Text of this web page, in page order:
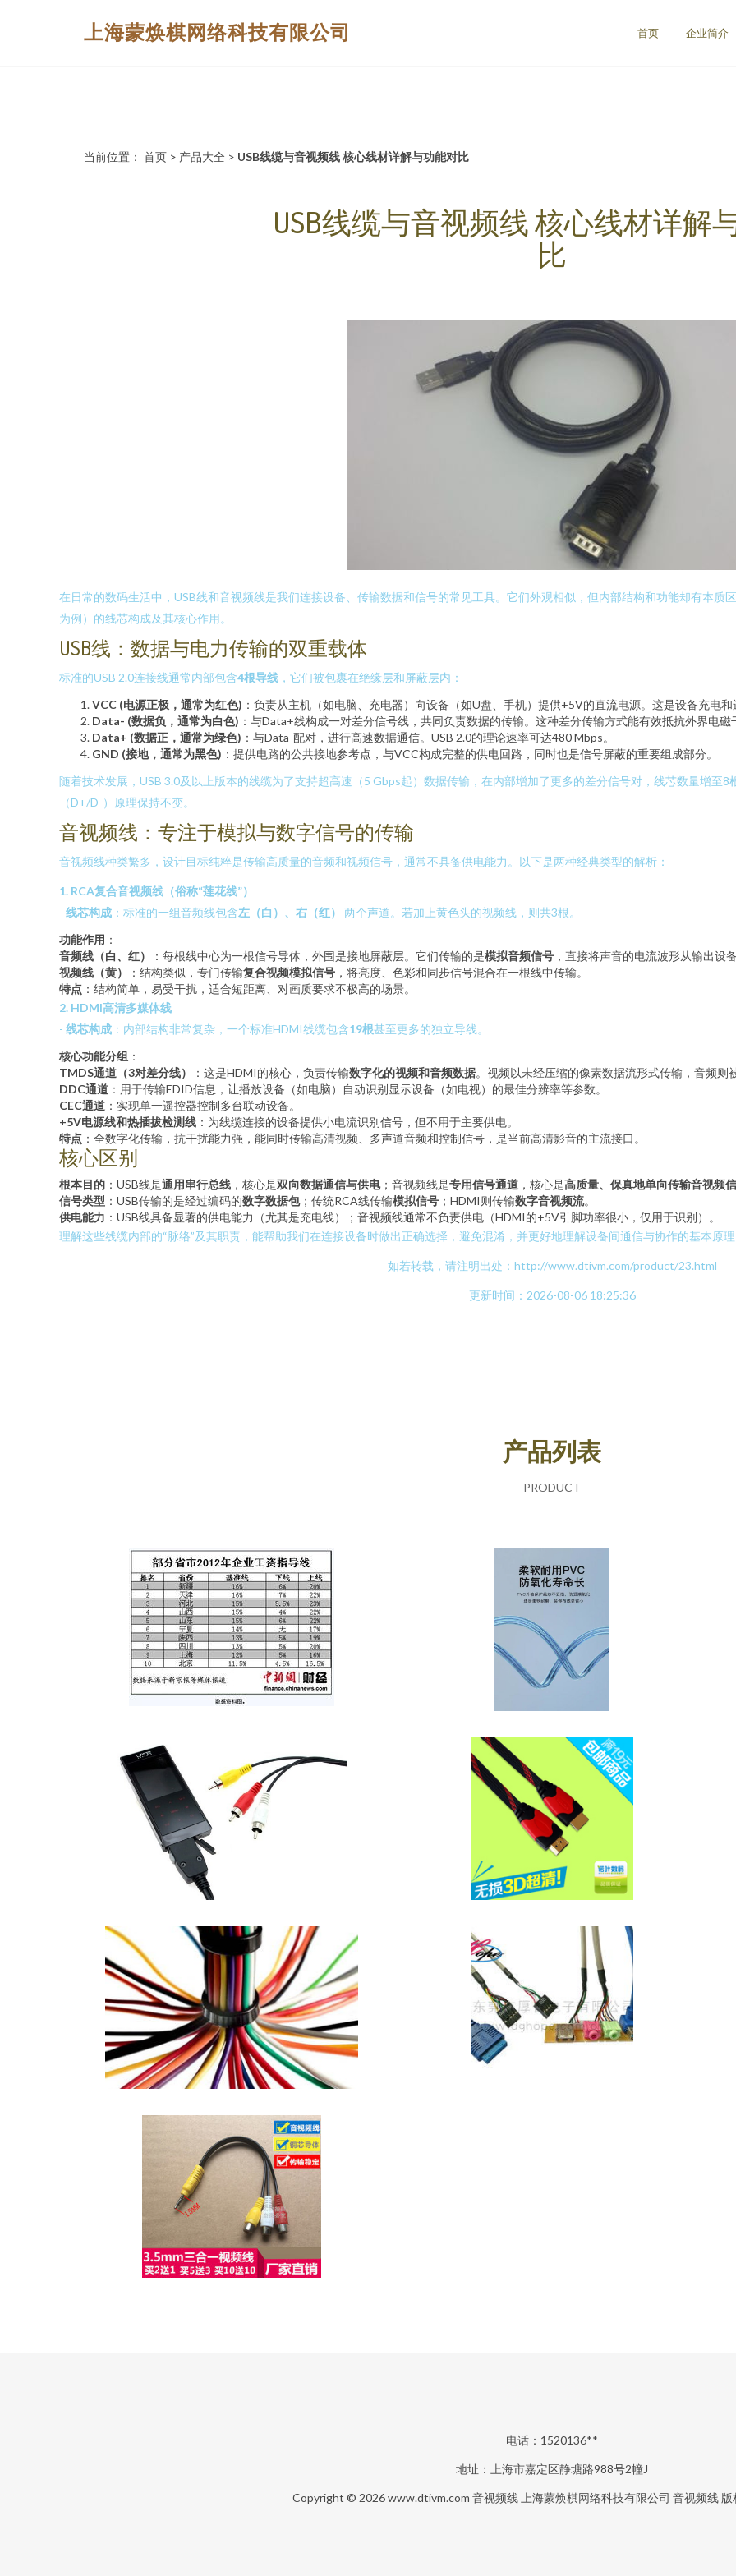
上海蒙焕棋网络科技有限公司 首页 企业简介
当前位置： 首页 > 产品大全 > USB线缆与音视频线 核心线材详解与功能对比
USB线缆与音视频线 核心线材详解
比
在日常的数码生活中，USB线和音视频线是我们连接设备、传输数据和信号的常见工具。它们外观相似，但内部结构和功能却有本质
为例）的线芯构成及其核心作用。
USB线：数据与电力传输的双重载体
标准的USB 2.0连接线通常内部包含4根导线 ，它们被包裹在绝缘层和屏蔽层内：
VCC (电源正极，通常为红色) ：负责从主机（如电脑、充电器）向设备（如U盘、手机）提供+5V的直流电源。这是设备充电和
Data- (数据负，通常为白色) ：与Data+线构成一对差分信号线，共同负责数据的传输。这种差分传输方式能有效抵抗外界电磁
Data+ (数据正，通常为绿色) ：与Data-配对，进行高速数据通信。USB 2.0的理论速率可达480 Mbps。
GND (接地，通常为黑色) ：提供电路的公共接地参考点，与VCC构成完整的供电回路，同时也是信号屏蔽的重要组成部分。
随着技术发展，USB 3.0及以上版本的线缆为了支持超高速（5 Gbps起）数据传输，在内部增加了更多的差分信号对，线芯数量增至
（D+/D-）原理保持不变。
音视频线：专注于模拟与数字信号的传输
音视频线种类繁多，设计目标纯粹是传输高质量的音频和视频信号，通常不具备供电能力。以下是两种经典类型的解析：
1. RCA复合音视频线（俗称“莲花线”）
- 线芯构成 ：标准的一组音频线包含左（白）、右（红）
两个声道。若加上黄色头的视频线，则共3根。
功能作用 ：
音频线（白、红）
：每根线中心为一根信号导体，外围是接地屏蔽层。它们传输的是模拟音频信号 ，直接将声音的电流波形从输出设
视频线（黄）
：结构类似，专门传输复合视频模拟信号 ，将亮度、色彩和同步信号混合在一根线中传输。
特点 ：结构简单，易受干扰，适合短距离、对画质要求不极高的场景。
2. HDMI高清多媒体线
- 线芯构成 ：内部结构非常复杂，一个标准HDMI线缆包含19根甚至更多的独立导线。
核心功能分组 ：
TMDS通道（3对差分线）
：这是HDMI的核心，负责传输数字化的视频和音频数据。视频以未经压缩的像素数据流形式传输，音频则
DDC通道 ：用于传输EDID信息，让播放设备（如电脑）自动识别显示设备（如电视）的最佳分辨率等参数。
CEC通道 ：实现单一遥控器控制多台联动设备。
+5V电源线和热插拔检测线 ：为线缆连接的设备提供小电流识别信号，但不用于主要供电。
特点 ：全数字化传输，抗干扰能力强，能同时传输高清视频、多声道音频和控制信号，是当前高清影音的主流接口。
核心区别
根本目的 ：USB线是通用串行总线 ，核心是双向数据通信与供电；音视频线是专用信号通道 ，核心是高质量、保真地单向传输音视频
信号类型 ：USB传输的是经过编码的数字数据包；传统RCA线传输模拟信号 ；HDMI则传输数字音视频流。
供电能力 ：USB线具备显著的供电能力（尤其是充电线）；音视频线通常不负责供电（HDMI的+5V引脚功率很小，仅用于识别）。
理解这些线缆内部的“脉络”及其职责，能帮助我们在连接设备时做出正确选择，避免混淆，并更好地理解设备间通信与协作的基本原理
如若转载，请注明出处：http://www.dtivm.com/product/23.html
更新时间：2026-08-06 18:25:36
产品列表
PRODUCT
电话：1520136**
地址：上海市嘉定区静塘路988号2幢J
Copyright © 2026www.dtivm.com 音视频线 上海蒙焕棋网络科技有限公司 音视频线 版